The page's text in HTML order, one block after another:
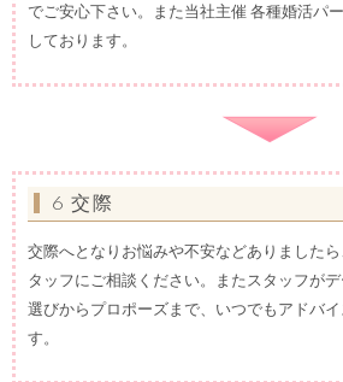
でご安心下さい。また当社主催 各種婚活パ
しております。
6 交際
交際へとなりお悩みや不安などありました
タッフにご相談ください。またスタッフが
選びからプロポーズまで、いつでもアドバ
す。